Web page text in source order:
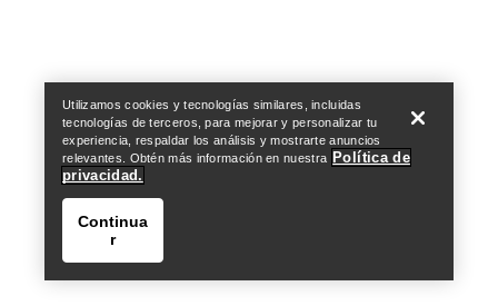
Utilizamos cookies y tecnologías similares, incluidas
tecnologías de terceros, para mejorar y personalizar tu
experiencia, respaldar los análisis y mostrarte anuncios
relevantes. Obtén más información en nuestra Política de
privacidad.
Continua
r